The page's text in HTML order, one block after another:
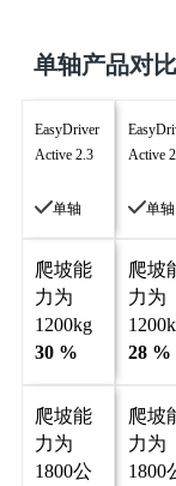
单轴产品对比
EasyDriver
Active 2.3
单轴
Active
单轴
爬坡能
力为
1200kg
30 %
爬坡
力为
28 %
爬坡能
力为
1800公
爬坡
力为
1800